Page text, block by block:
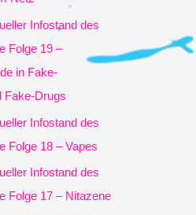
Infostand des
Folge 19 –
in Fake-
Fake-Drugs
Infostand des
Folge 18 – Vapes
Infostand des
Folge 17 – Nitazene